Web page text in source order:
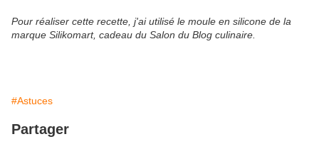
Pour réaliser cette recette, j'ai utilisé le moule en silicone de la
marque Silikomart, cadeau du Salon du Blog culinaire.
#Astuces
Partager